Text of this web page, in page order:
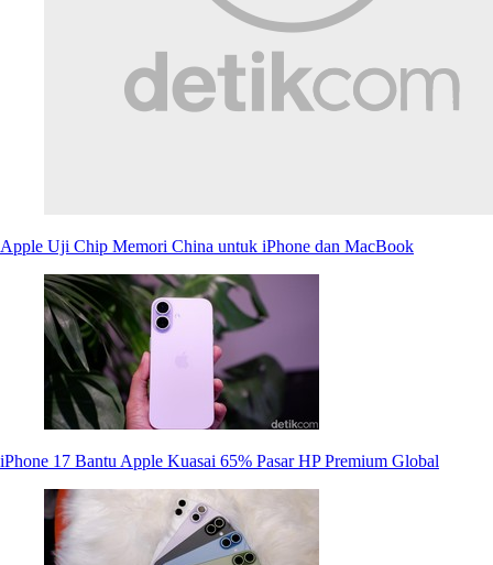
Apple Uji Chip Memori China untuk iPhone dan MacBook
iPhone 17 Bantu Apple Kuasai 65% Pasar HP Premium Global